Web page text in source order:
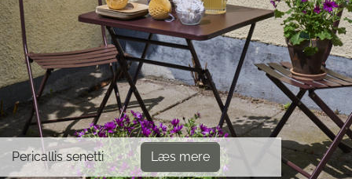
Pericallis senetti Læs mere